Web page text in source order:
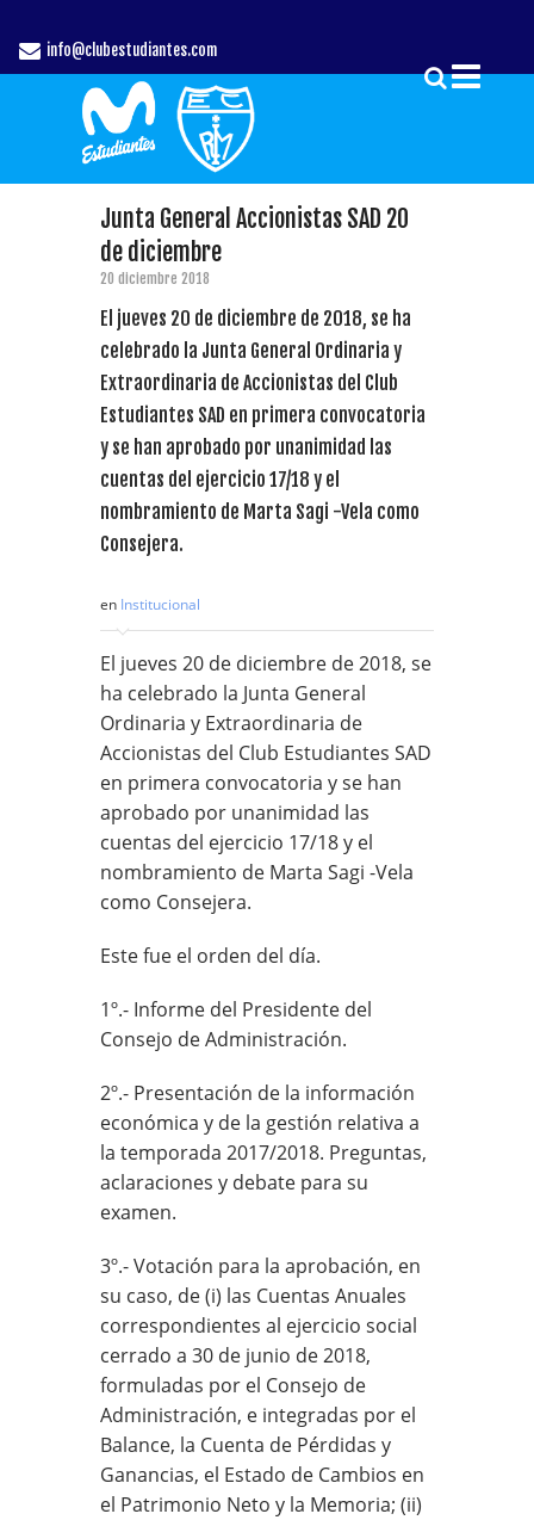
info@clubestudiantes.com
Junta General Accionistas SAD 20
de diciembre
20 diciembre 2018
El jueves 20 de diciembre de 2018, se ha
celebrado la Junta General Ordinaria y
Extraordinaria de Accionistas del Club
Estudiantes SAD en primera convocatoria
y se han aprobado por unanimidad las
cuentas del ejercicio 17/18 y el
nombramiento de Marta Sagi -Vela como
Consejera.
en Institucional
El jueves 20 de diciembre de 2018, se
ha celebrado la Junta General
Ordinaria y Extraordinaria de
Accionistas del Club Estudiantes SAD
en primera convocatoria y se han
aprobado por unanimidad las
cuentas del ejercicio 17/18 y el
nombramiento de Marta Sagi -Vela
como Consejera.
Este fue el orden del día.
1º.- Informe del Presidente del
Consejo de Administración.
2º.- Presentación de la información
económica y de la gestión relativa a
la temporada 2017/2018. Preguntas,
aclaraciones y debate para su
examen.
3º.- Votación para la aprobación, en
su caso, de (i) las Cuentas Anuales
correspondientes al ejercicio social
cerrado a 30 de junio de 2018,
formuladas por el Consejo de
Administración, e integradas por el
Balance, la Cuenta de Pérdidas y
Ganancias, el Estado de Cambios en
el Patrimonio Neto y la Memoria; (ii)